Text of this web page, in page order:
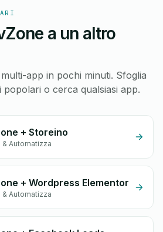
a un altro
app in pochi minuti. Sfoglia
o cerca qualsiasi app.
+ Storeino
& Automatizza
+ Wordpress Elementor
& Automatizza